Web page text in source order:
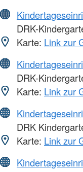
DRK-
Karte: Link zur
DRK-
Karte: Link zur
DRK
Karte: Link zur